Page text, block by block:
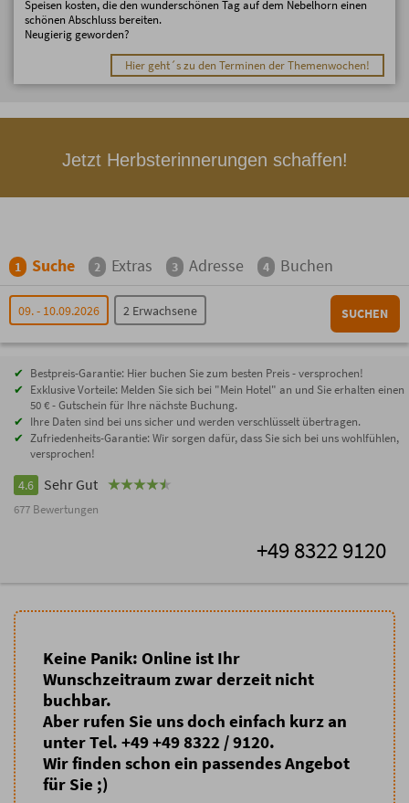
Speisen kosten, die den wunderschönen Tag auf dem Nebelhorn einen
schönen Abschluss bereiten.
Neugierig geworden?
Hier geht´s zu den Terminen der Themenwochen!
Jetzt Herbsterinnerungen schaffen!
1 Suche 2 Extras 3 Adresse 4 Buchen
09. - 10.09.2026 2 Erwachsene SUCHEN
Bestpreis-Garantie: Hier buchen Sie zum besten Preis - versprochen!
Exklusive Vorteile: Melden Sie sich bei "Mein Hotel" an und Sie erhalten einen
50 € - Gutschein für Ihre nächste Buchung.
Ihre Daten sind bei uns sicher und werden verschlüsselt übertragen.
Zufriedenheits-Garantie: Wir sorgen dafür, dass Sie sich bei uns wohlfühlen,
versprochen!
4.6 Sehr Gut
677 Bewertungen
+49 8322 9120
Keine Panik: Online ist Ihr
Wunschzeitraum zwar derzeit nicht
buchbar.
Aber rufen Sie uns doch einfach kurz an
unter Tel. +49 +49 8322 / 9120.
Wir finden schon ein passendes Angebot
für Sie ;)